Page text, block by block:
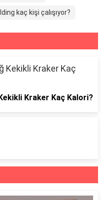
kaç kişi çalışıyor?
Kraker Kaç Kalori?